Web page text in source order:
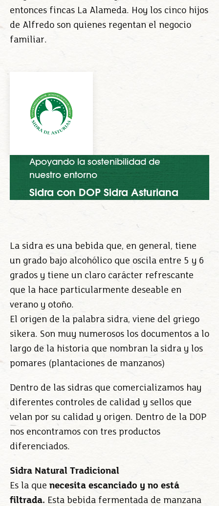
entonces fincas La Alameda. Hoy los cinco hijos
de Alfredo son quienes regentan el negocio
familiar.
Apoyando la sostenibilidad de
nuestro entorno
Sidra con DOP Sidra Asturiana
La sidra es una bebida que, en general, tiene
un grado bajo alcohólico que oscila entre 5 y 6
grados y tiene un claro carácter refrescante
que la hace particularmente deseable en
verano y otoño.
El origen de la palabra sidra, viene del griego
sikera. Son muy numerosos los documentos a lo
largo de la historia que nombran la sidra y los
pomares (plantaciones de manzanos)
Dentro de las sidras que comercializamos hay
diferentes controles de calidad y sellos que
velan por su calidad y origen. Dentro de la DOP
nos encontramos con tres productos
diferenciados.
Sidra Natural Tradicional
Es la que necesita escanciado y no está
filtrada. Esta bebida fermentada de manzana